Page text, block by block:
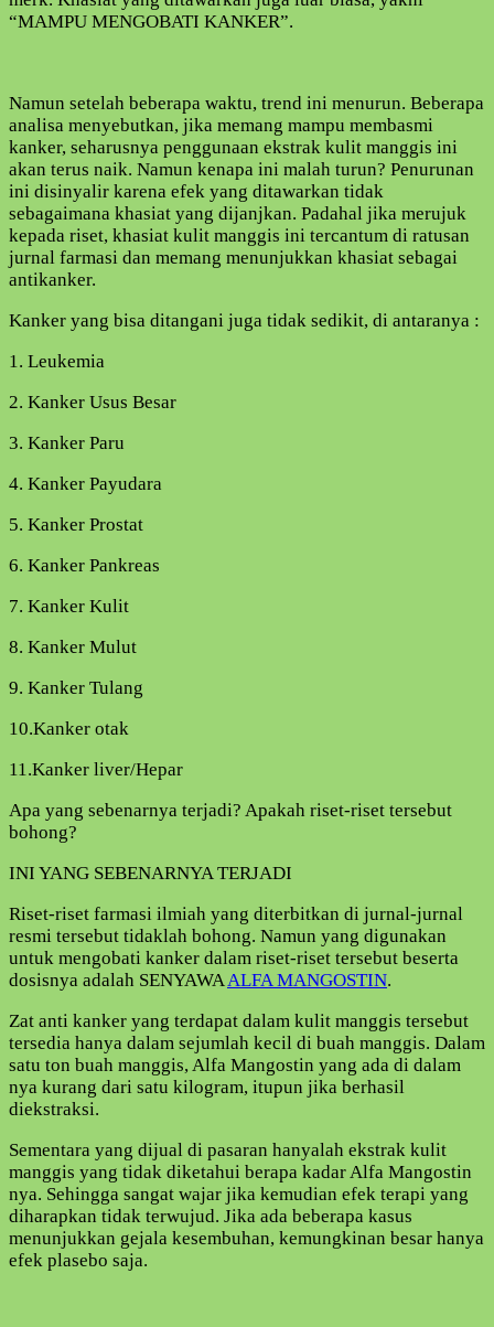
SOLUSI
ALPHA
MANGOSTIN
OBAT
ALAMI
KANKER
“MAMPU MENGOBATI KANKER”.
Namun setelah beberapa waktu, trend ini menurun. Beberapa
analisa menyebutkan, jika memang mampu membasmi
kanker, seharusnya penggunaan ekstrak kulit manggis ini
akan terus naik. Namun kenapa ini malah turun? Penurunan
ini disinyalir karena efek yang ditawarkan tidak
sebagaimana khasiat yang dijanjkan. Padahal jika merujuk
kepada riset, khasiat kulit manggis ini tercantum di ratusan
jurnal farmasi dan memang menunjukkan khasiat sebagai
antikanker.
Kanker yang bisa ditangani juga tidak sedikit, di antaranya :
1. Leukemia
2. Kanker Usus Besar
3. Kanker Paru
4. Kanker Payudara
5. Kanker Prostat
6. Kanker Pankreas
7. Kanker Kulit
8. Kanker Mulut
9. Kanker Tulang
10.Kanker otak
11.Kanker liver/Hepar
Apa yang sebenarnya terjadi? Apakah riset-riset tersebut
bohong?
INI YANG SEBENARNYA TERJADI
Riset-riset farmasi ilmiah yang diterbitkan di jurnal-jurnal
resmi tersebut tidaklah bohong. Namun yang digunakan
untuk mengobati kanker dalam riset-riset tersebut beserta
dosisnya adalah SENYAWAALFA MANGOSTIN.
Zat anti kanker yang terdapat dalam kulit manggis tersebut
tersedia hanya dalam sejumlah kecil di buah manggis. Dalam
satu ton buah manggis, Alfa Mangostin yang ada di dalam
nya kurang dari satu kilogram, itupun jika berhasil
diekstraksi.
Sementara yang dijual di pasaran hanyalah ekstrak kulit
manggis yang tidak diketahui berapa kadar Alfa Mangostin
nya. Sehingga sangat wajar jika kemudian efek terapi yang
diharapkan tidak terwujud. Jika ada beberapa kasus
menunjukkan gejala kesembuhan, kemungkinan besar hanya
efek plasebo saja.